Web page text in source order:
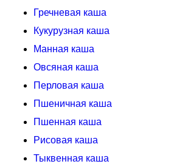
Гречневая каша
Кукурузная каша
Манная каша
Овсяная каша
Перловая каша
Пшеничная каша
Пшенная каша
Рисовая каша
Тыквенная каша